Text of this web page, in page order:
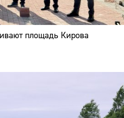
площадь Кирова